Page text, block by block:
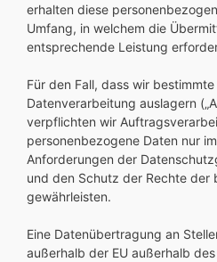
erhalten diese
Umfang, in welchem die
entsprechende Leistung
Für den Fall, dass wir
Datenverarbeitung auslagern
verpflichten wir
personenbezogene Daten nur
Anforderungen der
und den Schutz der Rechte der
gewährleisten.
Eine Datenübertragung an
außerhalb der EU außerhalb